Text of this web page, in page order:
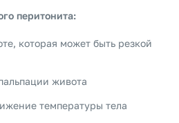
перитонита:
которая может быть резкой
живота
температуры тела